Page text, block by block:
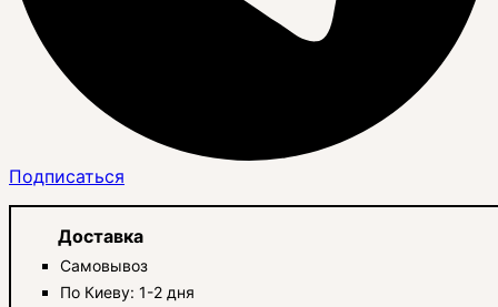
Подписаться
Доставка
Самовывоз
По Киеву: 1-2 дня